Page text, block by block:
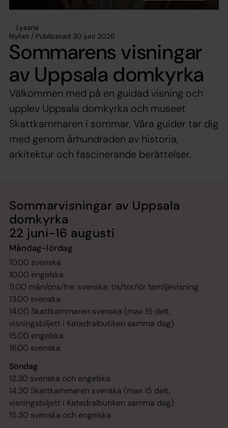
Lyssna
Nyhet / Publicerad 30 juni 2026
Sommarens visningar
av Uppsala domkyrka
Välkommen med på en guidad visning och
upplev Uppsala domkyrka och museet
Skattkammaren i sommar. Våra guider tar dig
med genom århundraden av historia,
arkitektur och fascinerande berättelser.
Sommarvisningar av Uppsala
domkyrka
22 juni-16 augusti
Måndag-lördag
10.00 svenska
10.00 engelska
11.00 mån/ons/fre: svenska; tis/tor/lör familjevisning
13.00 svenska
14.00 Skattkammaren svenska (max 15 delt,
visningsbiljett i Katedralbutiken samma dag)
15.00 engelska
16.00 svenska
Söndag
12.30 svenska och engelska
14.30 Skattkammaren svenska (max 15 delt,
visningsbiljett i Katedralbutiken samma dag)
15.30 svenska och engelska